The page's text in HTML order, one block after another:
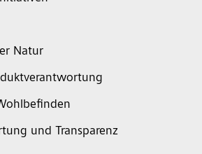
Natur
und Transparenz